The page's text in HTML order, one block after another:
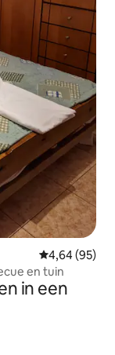
Gemiddelde
4,64 (95)
en tuin
in een